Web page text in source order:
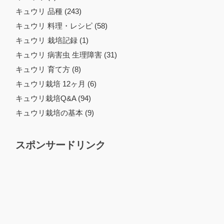
キュウリ 品種 (243)
キュウリ 料理・レシピ (58)
キュウリ 栽培記録 (1)
キュウリ 病害虫 生理障害 (31)
キュウリ 育て方 (8)
キュウリ栽培 12ヶ月 (6)
キュウリ栽培Q&A (94)
キュウリ栽培の基本 (9)
スポンサードリンク